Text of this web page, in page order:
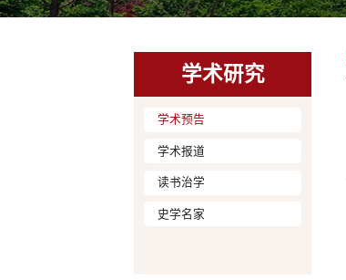
学术研究
学术预告
学术报道
读书治学
史学名家